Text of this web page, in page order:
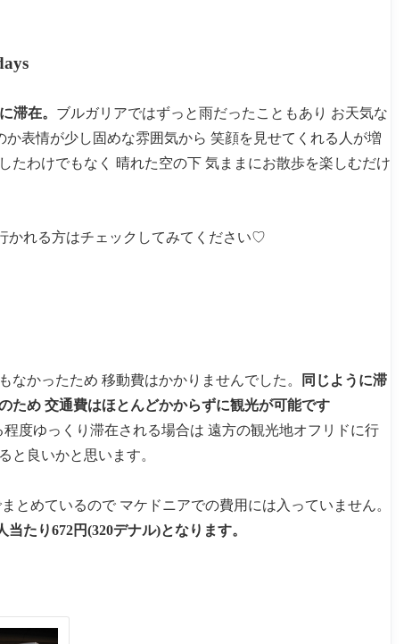
滞在。 ブルガリアではずっと雨だったこともあり お天気な
表情が少し固めな雰囲気から 笑顔を見せてくれる人が増
たわけでもなく 晴れた空の下 気ままにお散歩を楽しむだけ
かれる方はチェックしてみてください♡
かったため 移動費はかかりませんでした。
同じように滞
ため 交通費はほとんどかからずに観光が可能です
度ゆっくり滞在される場合は 遠方の観光地オフリドに行
と良いかと思います。
とめているので マケドニアでの費用には入っていません。
たり672円(320デナル)となります。